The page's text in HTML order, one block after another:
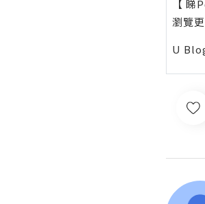
【 睇
瀏覽
U